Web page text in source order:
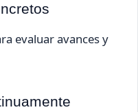
evaluar avances y